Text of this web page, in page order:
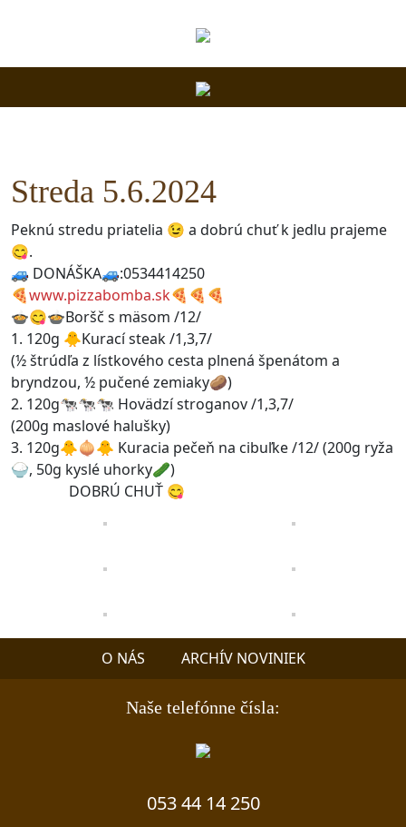
Streda 5.6.2024
Peknú stredu priatelia 😉 a dobrú chuť k jedlu prajeme
😋.
🚙 DONÁŠKA🚙:0534414250
🍕www.pizzabomba.sk🍕🍕🍕
🍲😋🍲Boršč s mäsom /12/
1. 120g 🐥Kurací steak /1,3,7/
(½ štrúdľa z lístkového cesta plnená špenátom a
bryndzou, ½ pučené zemiaky🥔)
2. 120g🐄🐄🐄 Hovädzí stroganov /1,3,7/
(200g maslové halušky)
3. 120g🐥🧅🐥 Kuracia pečeň na cibuľke /12/ (200g ryža
🍚, 50g kyslé uhorky🥒)
DOBRÚ CHUŤ 😋
O NÁS ARCHÍV NOVINIEK
Naše telefónne čísla:
053 44 14 250